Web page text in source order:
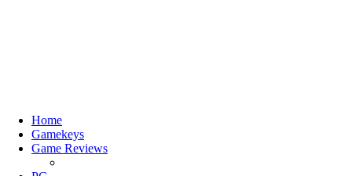
Home
Gamekeys
Game Reviews